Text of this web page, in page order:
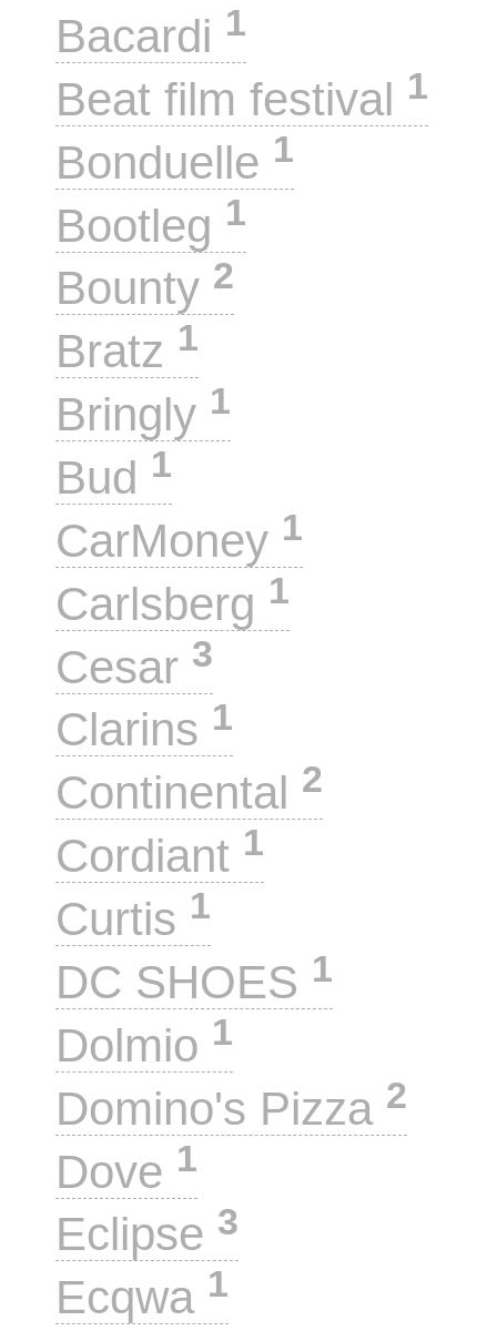
Bacardi 1
Beat film festival 1
Bonduelle 1
Bootleg 1
Bounty 2
Bratz 1
Bringly 1
Bud 1
CarMoney 1
Carlsberg 1
Cesar 3
Clarins 1
Continental 2
Cordiant 1
Curtis 1
DC SHOES 1
Dolmio 1
Domino's Pizza 2
Dove 1
Eclipse 3
Ecqwa 1